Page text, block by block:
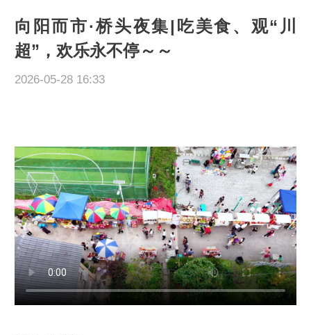
向阳而市·桥头夜集|吃美食、观“川
超”，欢乐永不停～～
2026-05-28 16:33